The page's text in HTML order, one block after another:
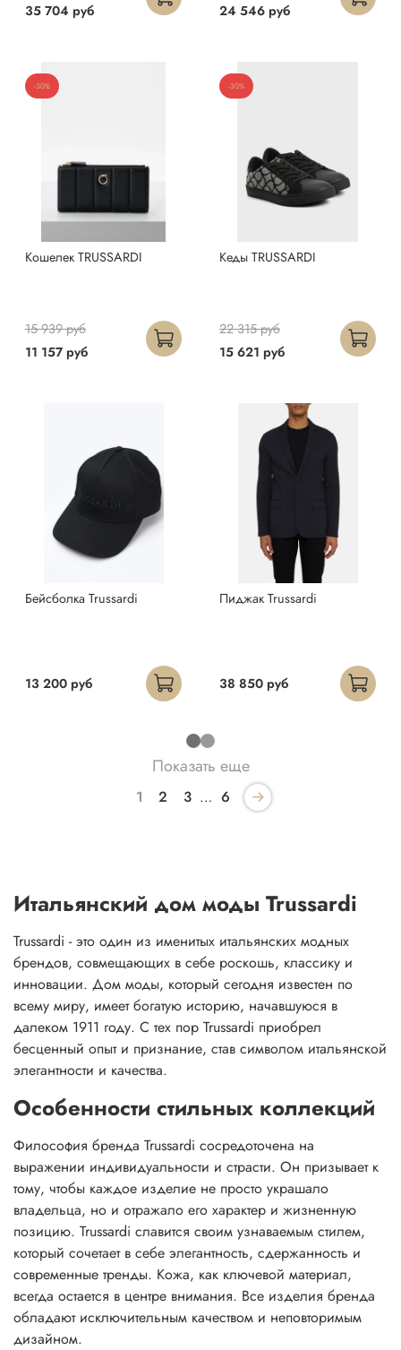
35 704 руб 24 546 руб
-30%
Кошелек TRUSSARDI
11 157 руб
15 939 руб
-30%
Кеды TRUSSARDI
15 621 руб
22 315 руб
Бейсболка Trussardi
13 200 руб
Пиджак Trussardi
38 850 руб
Показать еще
1 2 3 … 6
Итальянский дом моды Trussardi
Trussardi - это один из именитых итальянских модных
брендов, совмещающих в себе роскошь, классику и
инновации. Дом моды, который сегодня известен по
всему миру, имеет богатую историю, начавшуюся в
далеком 1911 году. С тех пор Trussardi приобрел
бесценный опыт и признание, став символом итальянской
элегантности и качества.
Особенности стильных коллекций
Философия бренда Trussardi сосредоточена на
выражении индивидуальности и страсти. Он призывает к
тому, чтобы каждое изделие не просто украшало
владельца, но и отражало его характер и жизненную
позицию. Trussardi славится своим узнаваемым стилем,
который сочетает в себе элегантность, сдержанность и
современные тренды. Кожа, как ключевой материал,
всегда остается в центре внимания. Все изделия бренда
обладают исключительным качеством и неповторимым
дизайном.